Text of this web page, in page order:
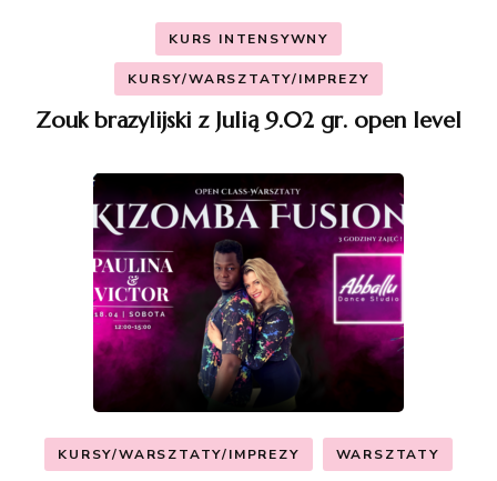
KURS INTENSYWNY
KURSY/WARSZTATY/IMPREZY
Zouk brazylijski z Julią 9.02 gr. open level
KURSY/WARSZTATY/IMPREZY WARSZTATY